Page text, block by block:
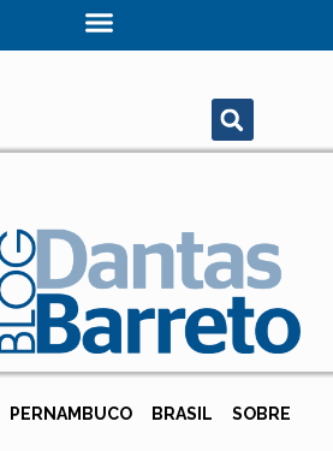
PERNAMBUCO BRASIL SOBRE